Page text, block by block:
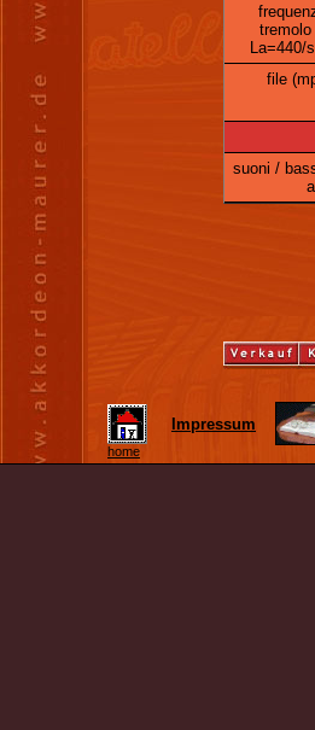
tremolo
La=440/
file
suoni /
home
Impressum